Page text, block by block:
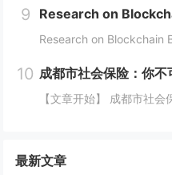
9
10 成都市社会保险：你
最新文章